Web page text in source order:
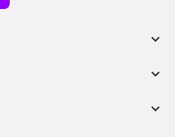
keyboard_arrow_down
keyboard_arrow_down
keyboard_arrow_down